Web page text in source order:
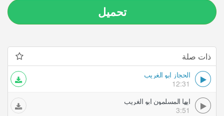
تحميل
ذات صلة
الحجاز ابو الغريب
12:31
ايها المسلمون ابو الغريب
3:51